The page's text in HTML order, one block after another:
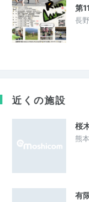
第
長
近くの施設
桜
熊
有